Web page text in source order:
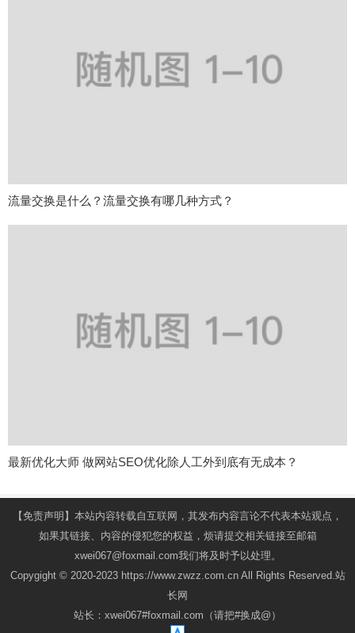
流量交换是什么？流量交换有哪几种方式？
最新优化大师 做网站SEO优化除人工外到底有无成本？
【免责声明】本站内容转载自互联网，其发布内容言论不代表本站观点，
如果其链接、内容的侵犯您的权益，烦请提交相关链接至邮箱
xwei067@foxmail.com我们将及时予以处理。
Copygight © 2020-2023 https://www.zwzz.com.cn All Rights Reserved.站
长网
站长：xwei067#foxmail.com（请把#换成@）